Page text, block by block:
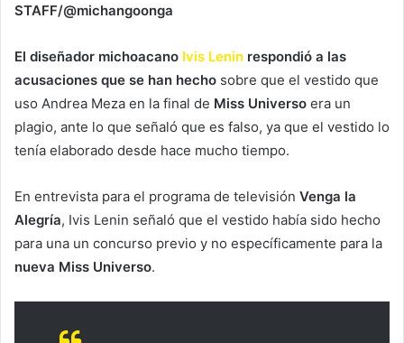
STAFF/@michangoonga
El diseñador michoacano Ivis Lenin respondió a las
acusaciones que se han hecho sobre que el vestido que
uso Andrea Meza en la final de Miss Universo era un
plagio, ante lo que señaló que es falso, ya que el vestido lo
tenía elaborado desde hace mucho tiempo.
En entrevista para el programa de televisión Venga la
Alegría, Ivis Lenin señaló que el vestido había sido hecho
para una un concurso previo y no específicamente para la
nueva Miss Universo.